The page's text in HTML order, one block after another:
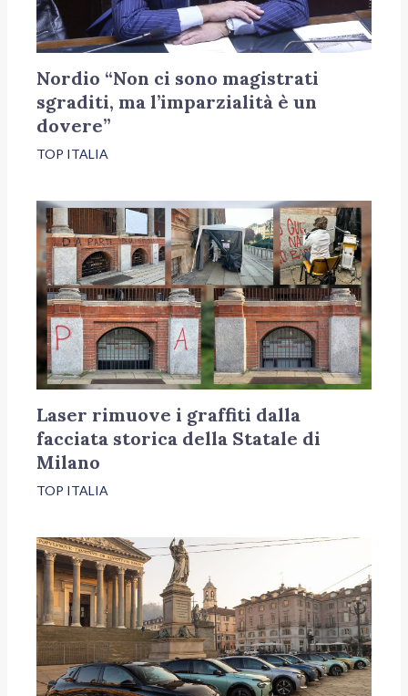
Nordio “Non ci sono magistrati
sgraditi, ma l’imparzialità è un
dovere”
TOP ITALIA
Laser rimuove i graffiti dalla
facciata storica della Statale di
Milano
TOP ITALIA